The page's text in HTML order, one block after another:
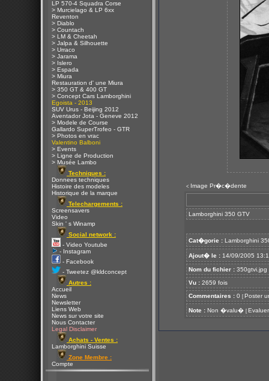
LP 570-4 Squadra Corse
> Murcielago & LP 6xx
Reventon
> Diablo
> Countach
> LM & Cheetah
> Jalpa & Silhouette
> Urraco
> Jarama
> Islero
> Espada
> Miura
Restauration d' une Miura
> 350 GT & 400 GT
> Concept Cars Lamborghini
Egoista - 2013
SUV Urus - Beijing 2012
Aventador Jota - Geneve 2012
> Modele de Course
Gallardo SuperTrofeo - GTR
> Photos en vrac
Valentino Balboni
> Events
> Ligne de Production
> Musée Lambo
Techniques :
Donnees techniques
Histoire des modeles
Historique de la marque
Telechargements :
Screensavers
Video
Skin ' s Winamp
Social network :
- Video Youtube
- Instagram
- Facebook
- Tweetez @kldconcept
Autres :
Accueil
News
Newsletter
Liens Web
News sur votre site
Nous Contacter
Legal Disclaimer
Achats - Ventes :
Lamborghini Suisse
Zone Membre :
Compte
< Image Pr�c�dente
Lamborghini 350 GTV
Cat�gorie : Lamborghini
Ajout� le : 14/09/2005
Nom du fichier : 350gtvi.jpg
Vu : 2659 fois
Commentaires : 0 [ Poster
Note : Non �valu� [ Evaluer